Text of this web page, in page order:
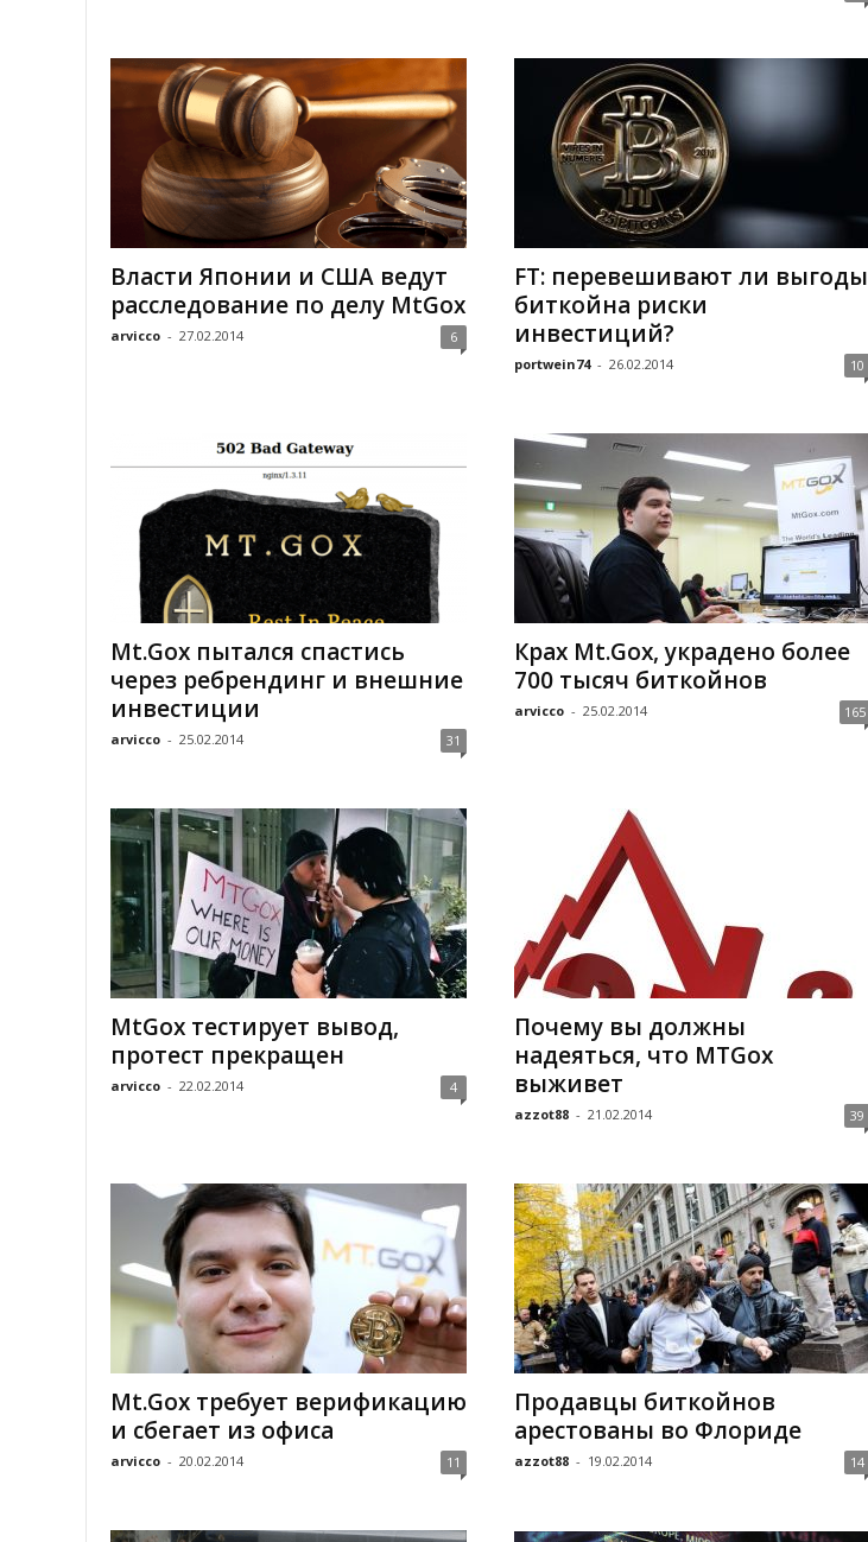
Власти Японии и США ведут
расследование по делу MtGox
arvicco - 27.02.2014 6
FT: перевешивают ли выгоды
биткойна риски
инвестиций?
portwein74 - 26.02.2014 10
Mt.Gox пытался спастись
через ребрендинг и внешние
инвестиции
arvicco - 25.02.2014 31
Крах Mt.Gox, украдено более
700 тысяч биткойнов
arvicco - 25.02.2014 165
MtGox тестирует вывод,
протест прекращен
arvicco - 22.02.2014 4
Почему вы должны
надеяться, что MTGox
выживет
azzot88 - 21.02.2014 39
Mt.Gox требует верификацию
и сбегает из офиса
arvicco - 20.02.2014 11
Продавцы биткойнов
арестованы во Флориде
azzot88 - 19.02.2014 14